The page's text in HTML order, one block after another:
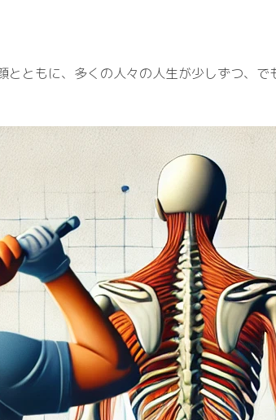
とともに、多くの人々の人生が少しずつ、